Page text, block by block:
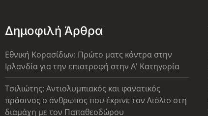
Δημοφιλή Άρθρα
Εθνική Κορασίδων: Πρώτο ματς κόντρα στην
Ιρλανδία για την επιστροφή στην Α' Κατηγορία
Τσιλιώτης: Αντιολυμπιακός και φανατικός
πράσινος ο άνθρωπος που έκρινε τον Λιόλιο στη
διαμάχη με τον Παπαθεοδώρου